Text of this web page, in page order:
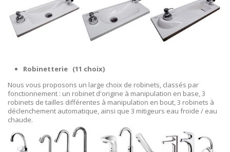
Robinetterie (11 choix)
Nous vous proposons un large choix de robinets, classés par
fonctionnement : un robinet d'origine à manipulation en base, 3
robinets de tailles différentes à manipulation en bout, 3 robinets à
déclenchement automatique, ainsi que 3 mitigeurs eau froide / eau
chaude.